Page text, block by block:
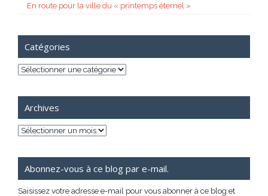
En route pour la ville du « printemps éternel »
Catégories
Catégories
Archives
Archives
Abonnez-vous à ce blog par e-mail.
Saisissez votre adresse e-mail pour vous abonner à ce blog et